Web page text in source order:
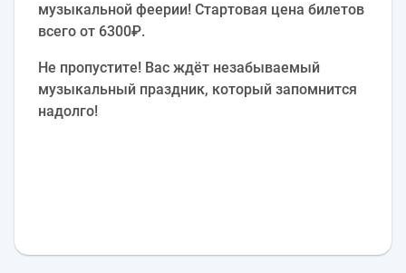
музыкальной феерии! Стартовая цена билетов
всего от 6300₽.
Не пропустите! Вас ждёт незабываемый
музыкальный праздник, который запомнится
надолго!